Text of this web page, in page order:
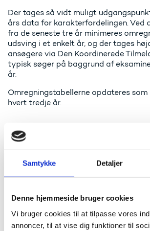
Samtykke Detaljer
Denne hjemmeside bruger cookies
Vi bruger cookies til at tilpasse vores
annoncer, til at vise dig funktioner til
Der tages så vidt muligt
års data for karakterfordelingen. Ved
fra de seneste tre år minimeres
udsving i et enkelt år, og der tages
ansøgere via Den Koordinerede
typisk søger på baggrund af
år.
Omregningstabellerne opdateres
hvert tredje år.
Omregning af IB-
Der er fra 2024 etableret to
eksaminer for at tage højde for
Ændringen sker på foranledning af IB-
herunder International Baccalaureate
(IBO), som er organisationen bag IB-